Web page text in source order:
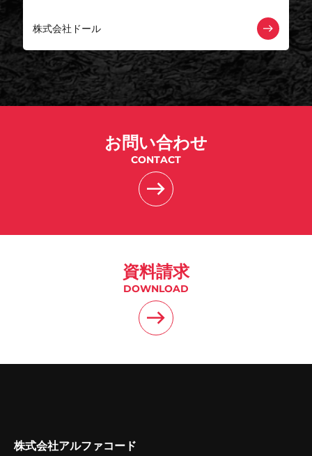
株式会社ドール
お問い合わせ
CONTACT
資料請求
DOWNLOAD
株式会社アルファコード